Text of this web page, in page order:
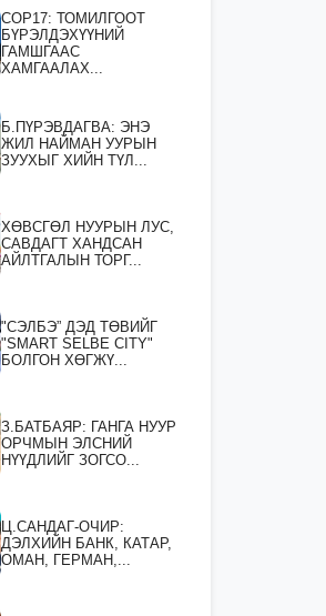
СOP17: ТОМИЛГООТ
БҮРЭЛДЭХҮҮНИЙ
ГАМШГААС
ХАМГААЛАХ...
Б.ПҮРЭВДАГВА: ЭНЭ
ЖИЛ НАЙМАН УУРЫН
ЗУУХЫГ ХИЙН ТҮЛ...
ХӨВСГӨЛ НУУРЫН ЛУС,
САВДАГТ ХАНДСАН
АЙЛТГАЛЫН ТОРГ...
"СЭЛБЭ” ДЭД ТӨВИЙГ
"SMART SELBE CITY"
БОЛГОН ХӨГЖҮ...
З.БАТБАЯР: ГАНГА НУУР
ОРЧМЫН ЭЛСНИЙ
НҮҮДЛИЙГ ЗОГСО...
Ц.САНДАГ-ОЧИР:
ДЭЛХИЙН БАНК, КАТАР,
ОМАН, ГЕРМАН,...